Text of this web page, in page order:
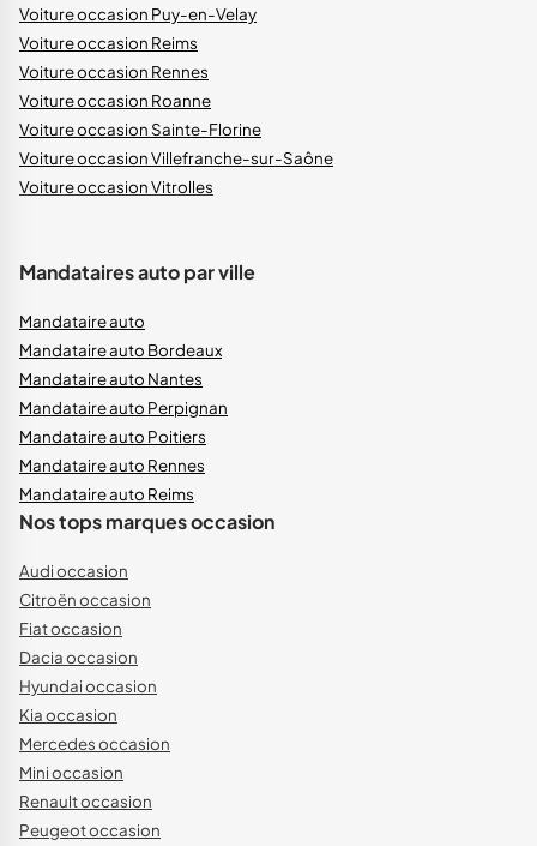
Voiture occasion Puy-en-Velay
Voiture occasion Reims
Voiture occasion Rennes
Voiture occasion Roanne
Voiture occasion Sainte-Florine
Voiture occasion Villefranche-sur-Saône
Voiture occasion Vitrolles
Mandataires auto par ville
Mandataire auto
Mandataire auto Bordeaux
Mandataire auto Nantes
Mandataire auto Perpignan
Mandataire auto Poitiers
Mandataire auto Rennes
Mandataire auto Reims
Nos tops marques occasion
Audi occasion
Citroën occasion
Fiat occasion
Dacia occasion
Hyundai occasion
Kia occasion
Mercedes occasion
Mini occasion
Renault occasion
Peugeot occasion